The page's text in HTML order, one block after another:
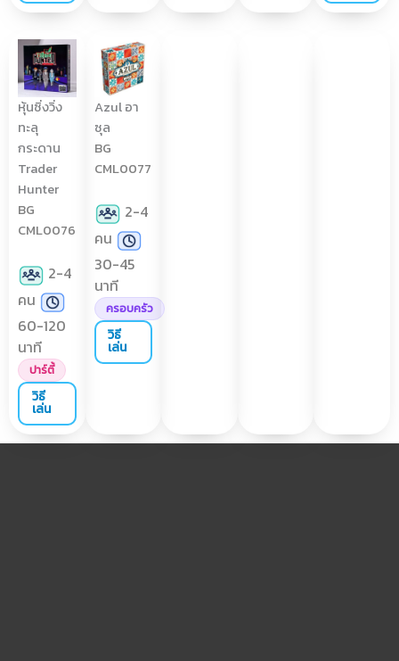
หุ้นซิ่งวิ่ง
ทะลุ
กระดาน
Trader
Hunter
BG
CML0076
2-4
คน
60-120
นาที
ปาร์ตี้
วิธี
เล่น
Azul อา
ซุล
BG
CML0077
2-4
คน
30-45
นาที
ครอบครัว
วิธี
เล่น